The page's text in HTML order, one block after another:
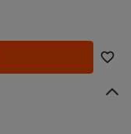
favorite_border